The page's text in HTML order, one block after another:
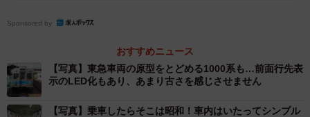
7000系が東急から水間鉄道に来たのは1990年のこと。当初
は東急時代と同じ「7000系」を名乗っていましたが、2006
年より前面行先表示のLED化といった改造を行い「1000
Sponsored by
おすすめニュース
【写真】東急車両の原型をとどめる1000系も…前面行先表
示のLED化もあり、あまり古さを感じさせません
【写真】乗車したらそこは昭和！車内はいたってシンプル